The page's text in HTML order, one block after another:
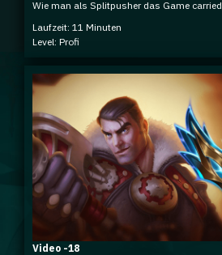
Wie man als Splitpusher das Game carried
Laufzeit: 11 Minuten
Level: Profi
Video -18